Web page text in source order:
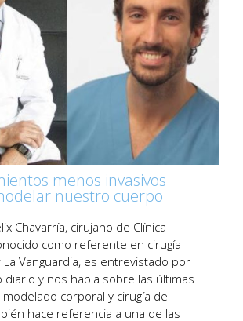
menos invasivos
nuestro cuerpo
Chavarría, cirujano de Clínica
como referente en cirugía
La Vanguardia, es entrevistado por
diario y nos habla sobre las últimas
corporal y cirugía de
hace referencia a una de las